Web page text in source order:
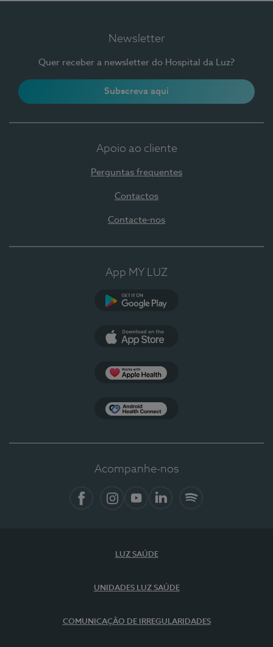
Newsletter
Quer receber a newsletter do Hospital da Luz?
Subscreva aqui
Apoio ao cliente
Perguntas frequentes
Contactos
Contacte-nos
App MY LUZ
Acompanhe-nos
LUZ SAÚDE
UNIDADES LUZ SAÚDE
COMUNICAÇÃO DE IRREGULARIDADES